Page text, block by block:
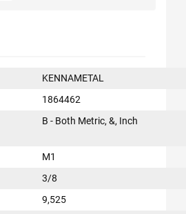
KENNAMETAL
1864462
B - Both Metric, &, Inch
M1
3/8
9,525